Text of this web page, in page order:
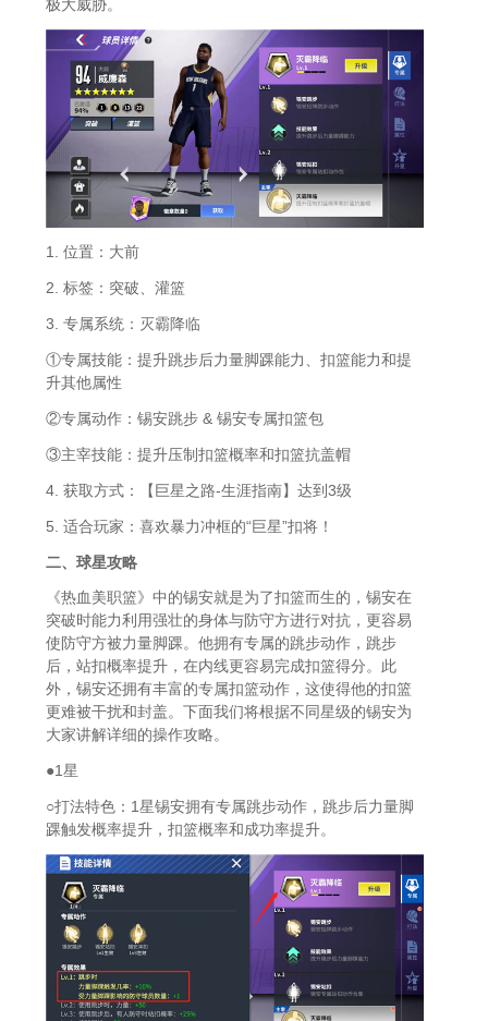
极大威胁。
1. 位置：大前
2. 标签：突破、灌篮
3. 专属系统：灭霸降临
①专属技能：提升跳步后力量脚踝能力、扣篮能力和提
升其他属性
②专属动作：锡安跳步 & 锡安专属扣篮包
③主宰技能：提升压制扣篮概率和扣篮抗盖帽
4. 获取方式：【巨星之路-生涯指南】达到3级
5. 适合玩家：喜欢暴力冲框的“巨星”扣将！
二、球星攻略
《热血美职篮》中的锡安就是为了扣篮而生的，锡安在
突破时能力利用强壮的身体与防守方进行对抗，更容易
使防守方被力量脚踝。他拥有专属的跳步动作，跳步
后，站扣概率提升，在内线更容易完成扣篮得分。此
外，锡安还拥有丰富的专属扣篮动作，这使得他的扣篮
更难被干扰和封盖。下面我们将根据不同星级的锡安为
大家讲解详细的操作攻略。
●1星
○打法特色：1星锡安拥有专属跳步动作，跳步后力量脚
踝触发概率提升，扣篮概率和成功率提升。